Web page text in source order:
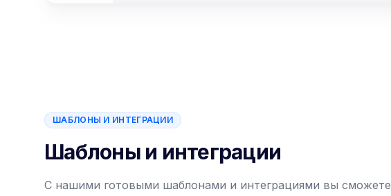
ШАБЛОНЫ И ИНТЕГРАЦИИ
Шаблоны и интеграции
С нашими готовыми шаблонами и интеграциями вы сможете